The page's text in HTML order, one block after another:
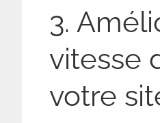
3.
vitesse
votre